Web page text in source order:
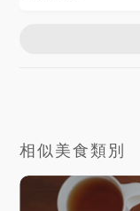
相似美食類別